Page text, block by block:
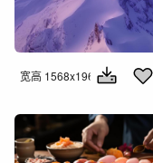
宽高 1568x1960